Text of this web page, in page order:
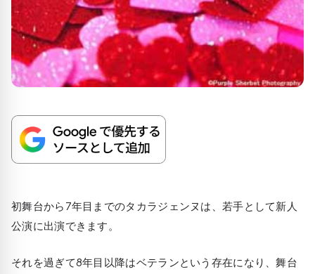
初舞台から7年目までのタカラジェンヌは、若手として新人
公演に出演できます。
それを過ぎて8年目以降はベテランという存在になり、舞台